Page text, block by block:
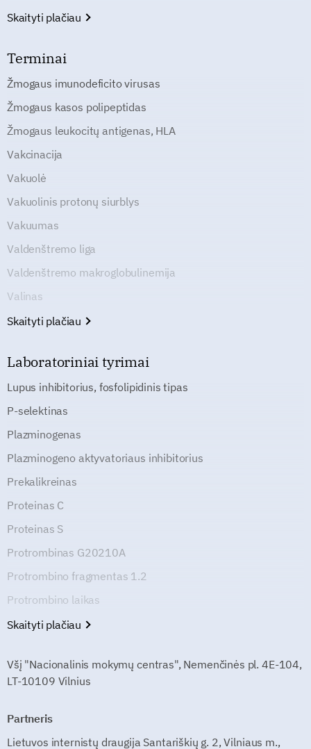
Skaityti plačiau
Terminai
Žmogaus imunodeficito virusas
Žmogaus kasos polipeptidas
Žmogaus leukocitų antigenas, HLA
Vakcinacija
Vakuolė
Vakuolinis protonų siurblys
Vakuumas
Valdenštremo liga
Valdenštremo makroglobulinemija
Valinas
Skaityti plačiau
Laboratoriniai tyrimai
Lupus inhibitorius, fosfolipidinis tipas
P-selektinas
Plazminogenas
Plazminogeno aktyvatoriaus inhibitorius
Prekalikreinas
Proteinas C
Proteinas S
Protrombinas G20210A
Protrombino fragmentas 1.2
Protrombino laikas
Skaityti plačiau
Všį "Nacionalinis mokymų centras", Nemenčinės pl. 4E-104,
LT-10109 Vilnius
Partneris
Lietuvos internistų draugija Santariškių g. 2, Vilniaus m.,